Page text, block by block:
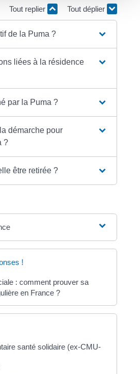
Tout replier Tout déplier
de la Puma ?
liées à la résidence
par la Puma ?
démarche pour
?
être retirée ?
!
: comment prouver sa
en France ?
santé solidaire (ex-CMU-